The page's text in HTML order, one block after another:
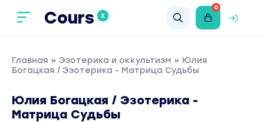
Cours X
0
Главная » Эзотерика и оккультизм » Юлия
Богацкая / Эзотерика - Матрица Судьбы
Юлия Богацкая / Эзотерика -
Матрица Судьбы